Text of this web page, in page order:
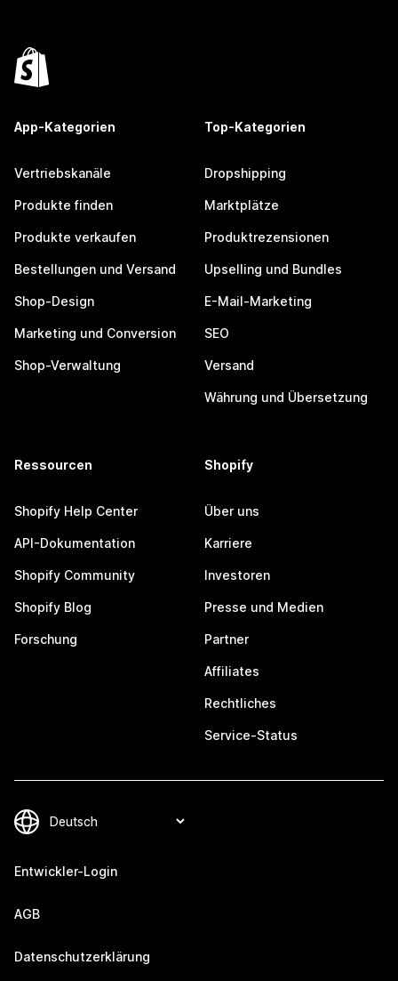
App-Kategorien
Vertriebskanäle
Produkte finden
Produkte verkaufen
Bestellungen und Versand
Shop-Design
Marketing und Conversion
Shop-Verwaltung
Top-Kategorien
Dropshipping
Marktplätze
Produktrezensionen
Upselling und Bundles
E-Mail-Marketing
SEO
Versand
Währung und Übersetzung
Ressourcen
Shopify Help Center
API-Dokumentation
Shopify Community
Shopify Blog
Forschung
Shopify
Über uns
Karriere
Investoren
Presse und Medien
Partner
Affiliates
Rechtliches
Service-Status
Entwickler-Login
AGB
Datenschutzerklärung